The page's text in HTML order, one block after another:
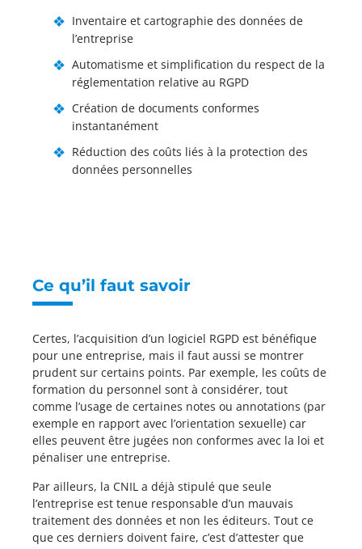
Inventaire et cartographie des données de
l’entreprise
Automatisme et simplification du respect de la
réglementation relative au RGPD
Création de documents conformes
instantanément
Réduction des coûts liés à la protection des
données personnelles
Ce qu’il faut savoir
Certes, l’acquisition d’un logiciel RGPD est bénéfique
pour une entreprise, mais il faut aussi se montrer
prudent sur certains points. Par exemple, les coûts de
formation du personnel sont à considérer, tout
comme l’usage de certaines notes ou annotations (par
exemple en rapport avec l’orientation sexuelle) car
elles peuvent être jugées non conformes avec la loi et
pénaliser une entreprise.
Par ailleurs, la CNIL a déjà stipulé que seule
l’entreprise est tenue responsable d’un mauvais
traitement des données et non les éditeurs. Tout ce
que ces derniers doivent faire, c’est d’attester que